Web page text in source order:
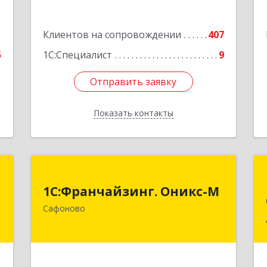
Клиентов на сопровождении
407
1С:Специалист
9
Отправить заявку
Показать контакты
Отправить заявку
Назад
1С:Франчайзинг. Оникс-М
Сафоново
215500, Смоленская обл, Сафоновский
р-н, Сафоново г, Революционная ул,